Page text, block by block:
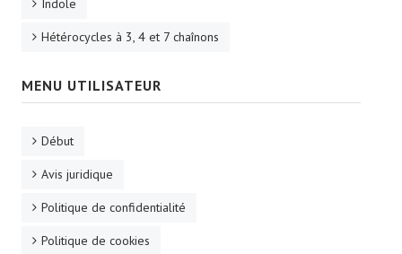
Indole
Hétérocycles à 3, 4 et 7 chaînons
MENU UTILISATEUR
Début
Avis juridique
Politique de confidentialité
Politique de cookies